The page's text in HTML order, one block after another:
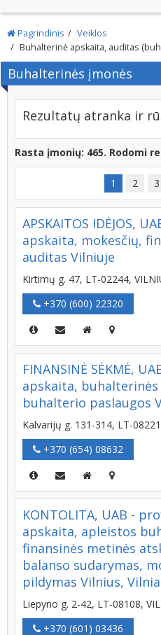
Pagrindinis
Veiklos
Buhalterinė apskaita, auditas
Buhalterinės įmonės
Rezultatų atranka ir
Rasta įmonių: 465. Rodomi
1 2 3
APSKAITOS IDĖJOS,
apskaita, mokesčių,
auditas Vilniuje
Kirtimų g. 47, LT-02244,
+370 (600) 22320
FINANSINĖ SĖKMĖ,
apskaita, buhalterinės
buhalterio paslaugos
Kalvarijų g. 131-314, LT-
+370 (654) 08632
KONTOLITA, UAB -
apskaita, apleistos
finansinės metinės
balanso sudarymas,
pildymas Vilnius,
Liepyno g. 2-42, LT-08108,
+370 (601) 03436